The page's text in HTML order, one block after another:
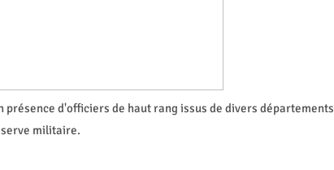
d'officiers de haut rang issus de divers départements
militaire.